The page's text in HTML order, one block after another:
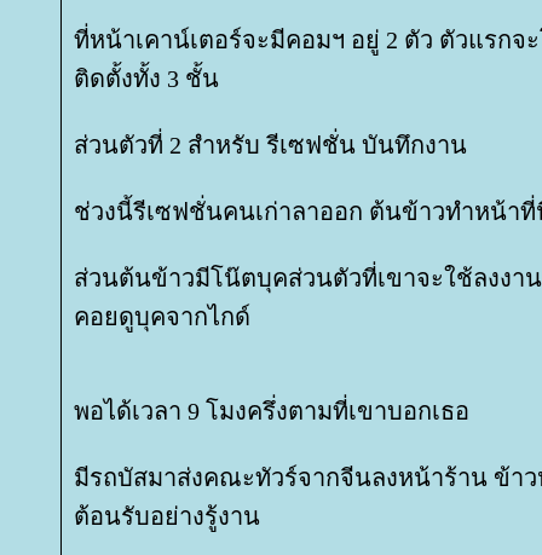
ที่หน้าเคาน์เตอร์จะมีคอมฯ อยู่ 2 ตัว ตัวแรกจ
ติดตั้งทั้ง 3 ชั้น
ส่วนตัวที่ 2 สำหรับ รีเซฟชั่น บันทึกงาน
ช่วงนี้รีเซฟชั่นคนเก่าลาออก ต้นข้าวทำหน้าที่
ส่วนต้นข้าวมีโน๊ตบุคส่วนตัวที่เขาจะใช้ลงงา
คอยดูบุคจากไกด์
พอได้เวลา 9 โมงครึ่งตามที่เขาบอกเธอ
มีรถบัสมาส่งคณะทัวร์จากจีนลงหน้าร้าน ข้า
ต้อนรับอย่างรู้งาน